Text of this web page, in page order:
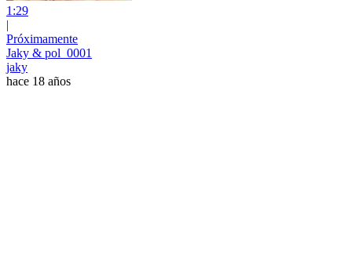
1:29
|
Próximamente
Jaky & pol_0001
jaky
hace 18 años